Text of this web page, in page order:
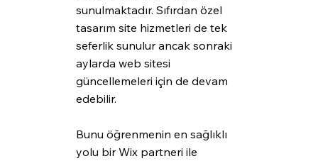
sunulmaktadır. Sıfırdan özel
tasarım site hizmetleri de tek
seferlik sunulur ancak sonraki
aylarda web sitesi
güncellemeleri için de devam
edebilir.
Bunu öğrenmenin en sağlıklı
yolu bir Wix partneri ile